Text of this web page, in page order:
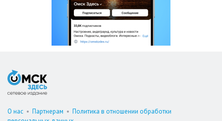
О нас • Партнерам • Политика в отношении обработки